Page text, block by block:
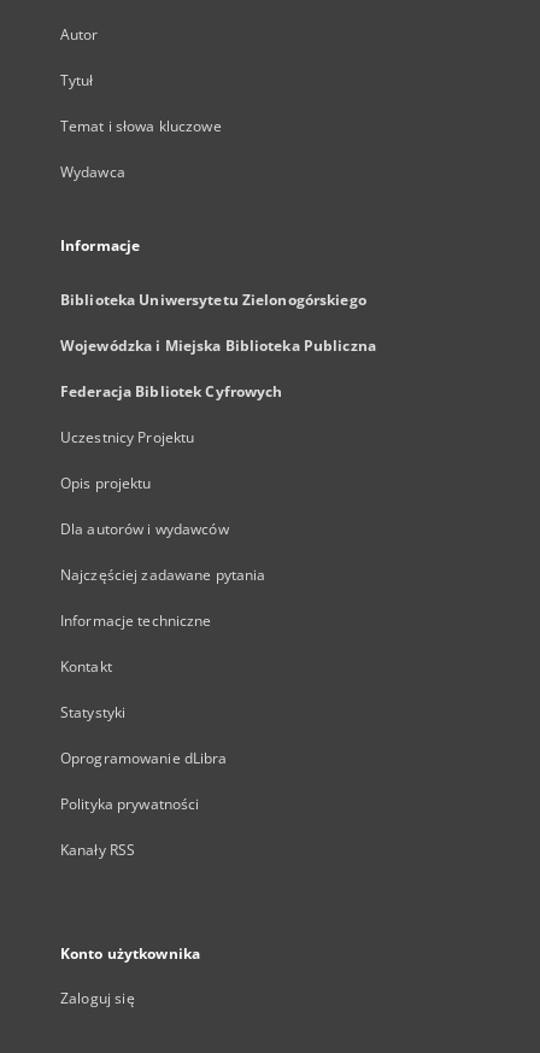
Autor
Tytuł
Temat i słowa kluczowe
Wydawca
Informacje
Biblioteka Uniwersytetu Zielonogórskiego
Wojewódzka i Miejska Biblioteka Publiczna
Federacja Bibliotek Cyfrowych
Uczestnicy Projektu
Opis projektu
Dla autorów i wydawców
Najczęściej zadawane pytania
Informacje techniczne
Kontakt
Statystyki
Oprogramowanie dLibra
Polityka prywatności
Kanały RSS
Konto użytkownika
Zaloguj się